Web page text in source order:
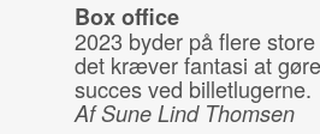
Box office
2023 byder på flere
det kræver fantasi at
succes ved billetlugerne.
Af Sune Lind Thomsen